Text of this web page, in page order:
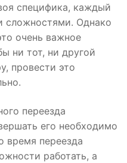
специфика, каждый
сложностями. Однако
очень важное
ни тот, ни другой
провести это
переезда
его необходимо
время переезда
работать, а